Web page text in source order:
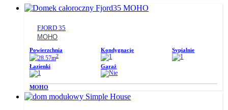
FJORD 35
MOHO
Powierzchnia
28.57m2
Kondygnacje
1
Sypialnie
1
Łazienki
1
Garaż
Nie
MOHO